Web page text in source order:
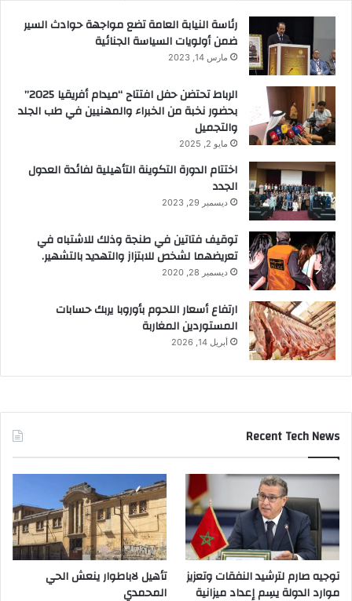
رئاسة النيابة العامة تضع مواجهة حوادث السير
ضمن أولويات السياسة الجنائية
مارس 14, 2023
الرباط تحتضن حفل افتتاح “ميدام أفريقيا 2025”
بحضور نخبة من الخبراء والمهنيين في طب الجلد
والتجميل
مايو 2, 2025
اختتام الدورة التكوينة التأهيلية لفائدة العدول
الجدد
ديسمبر 29, 2023
توقيف فتاتين في طنجة وذلك للاشتباه في
تعريضهما لشخص للابتزاز والتهديد بالتشهير.
ديسمبر 28, 2020
ارتفاع أسعار اللحوم بأوروبا يربك حسابات
المستوردين المغاربة
أبريل 14, 2026
Recent Tech News
توجيه صارم لترشيد النفقات وتعزيز
موارد الدولة يسِم إعداد ميزانية
تأهيل لاباطوار ينعش الحي
المحمدي